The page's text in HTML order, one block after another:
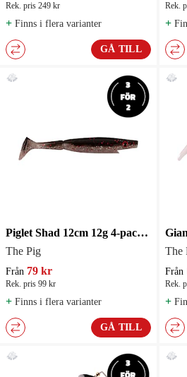
Rek. pris 249 kr
+ Finns i flera varianter
GÅ TILL
Rek.
+
Piglet Shad 12cm 12g 4-pack Abborrejigg
The Pig
Från 79 kr
Rek. pris 99 kr
+ Finns i flera varianter
GÅ TILL
The
Från
Rek.
+